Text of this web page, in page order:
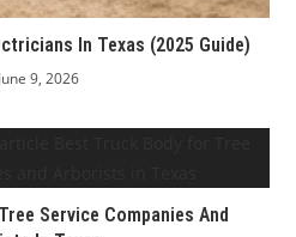
In Texas (2025 Guide)
June 9, 2026
Service Companies And